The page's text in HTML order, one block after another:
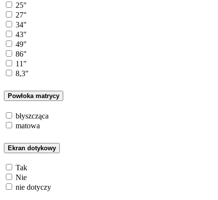
25"
27"
34"
43"
49"
86"
11"
8,3"
Powłoka matrycy
błyszcząca
matowa
Ekran dotykowy
Tak
Nie
nie dotyczy